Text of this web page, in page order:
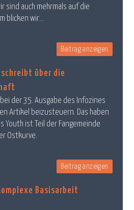
sind auch mehrmals auf die
blicken wir...
Beitrag anzeigen
schreibt über die
der 35. Ausgabe des Infozines
Artikel beizusteuern. Das haben
Youth ist Teil der Fangemeinde
Ostkurve.
Beitrag anzeigen
Basisarbeit